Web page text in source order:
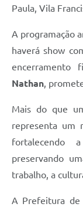
Paula, Vila
A programação
haverá show
encerramento
Nathan,
Mais do que
representa um
fortalecendo
preservando
trabalho, a
A Prefeitura de